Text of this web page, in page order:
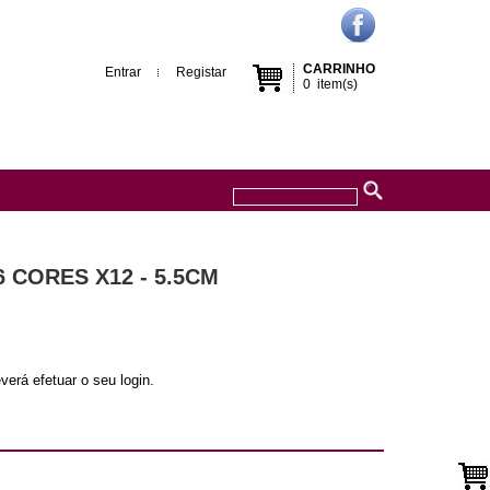
CARRINHO
0 item(s)
Entrar Registar
CORES X12 - 5.5CM
efetuar o seu login.